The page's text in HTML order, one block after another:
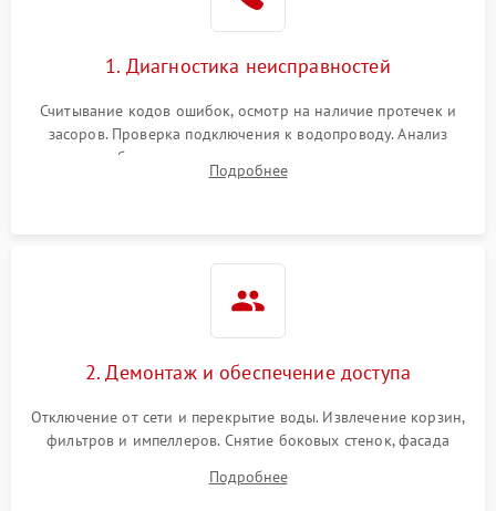
1. Диагностика неисправностей
Считывание кодов ошибок, осмотр на наличие протечек и
засоров. Проверка подключения к водопроводу. Анализ
жалоб на отсутствие слива, нагрева, вращения
разбрызгивателей или срабатывание системы защиты
Подробнее
2. Демонтаж и обеспечение доступа
Отключение от сети и перекрытие воды. Извлечение корзин,
фильтров и импеллеров. Снятие боковых стенок, фасада
циркуляционному насосу, ТЭНу и сливной помпе.
Подробнее